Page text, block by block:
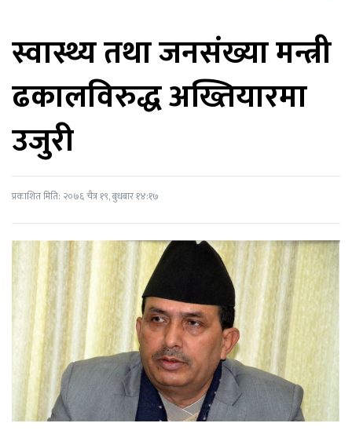
स्वास्थ्य तथा जनसंख्या मन्त्री
ढकालविरुद्ध अख्तियारमा
उजुरी
प्रकाशित मिति: २०७६ चैत्र १९, बुधबार १४:१७